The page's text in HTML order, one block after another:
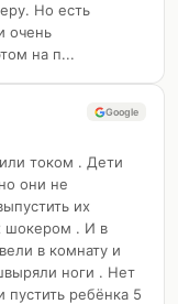
Но есть
очень
на п...
Google
током . Дети
они не
их
шокером . И в
в комнату и
ноги . Нет
пустить ребёнка 5